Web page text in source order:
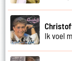
Ik voel